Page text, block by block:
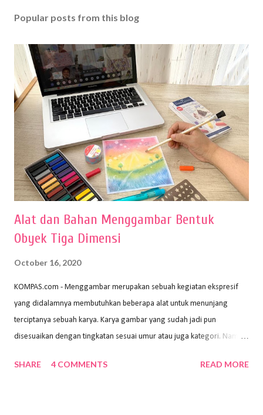
Popular posts from this blog
Alat dan Bahan Menggambar Bentuk
Obyek Tiga Dimensi
October 16, 2020
KOMPAS.com - Menggambar merupakan sebuah kegiatan ekspresif
yang didalamnya membutuhkan beberapa alat untuk menunjang
terciptanya sebuah karya. Karya gambar yang sudah jadi pun
disesuaikan dengan tingkatan sesuai umur atau juga kategori. Namun,
sehingga hasilnya bisa dilihat. Peran alat dan bahan sangat
SHARE 4 COMMENTS READ MORE